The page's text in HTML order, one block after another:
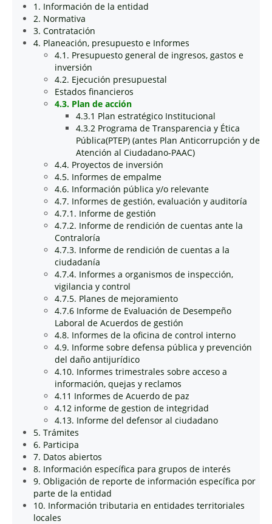
1. Información de la entidad
2. Normativa
3. Contratación
4. Planeación, presupuesto e Informes
4.1. Presupuesto general de ingresos, gastos e
inversión
4.2. Ejecución presupuestal
Estados financieros
4.3. Plan de acción
4.3.1 Plan estratégico Institucional
4.3.2 Programa de Transparencia y Ética
Pública(PTEP) (antes Plan Anticorrupción y de
Atención al Ciudadano-PAAC)
4.4. Proyectos de inversión
4.5. Informes de empalme
4.6. Información pública y/o relevante
4.7. Informes de gestión, evaluación y auditoría
4.7.1. Informe de gestión
4.7.2. Informe de rendición de cuentas ante la
Contraloría
4.7.3. Informe de rendición de cuentas a la
ciudadanía
4.7.4. Informes a organismos de inspección,
vigilancia y control
4.7.5. Planes de mejoramiento
4.7.6 Informe de Evaluación de Desempeño
Laboral de Acuerdos de gestión
4.8. Informes de la oficina de control interno
4.9. Informe sobre defensa pública y prevención
del daño antijurídico
4.10. Informes trimestrales sobre acceso a
información, quejas y reclamos
4.11 Informes de Acuerdo de paz
4.12 informe de gestion de integridad
4.13. Informe del defensor al ciudadano
5. Trámites
6. Participa
7. Datos abiertos
8. Información específica para grupos de interés
9. Obligación de reporte de información específica por
parte de la entidad
10. Información tributaria en entidades territoriales
locales